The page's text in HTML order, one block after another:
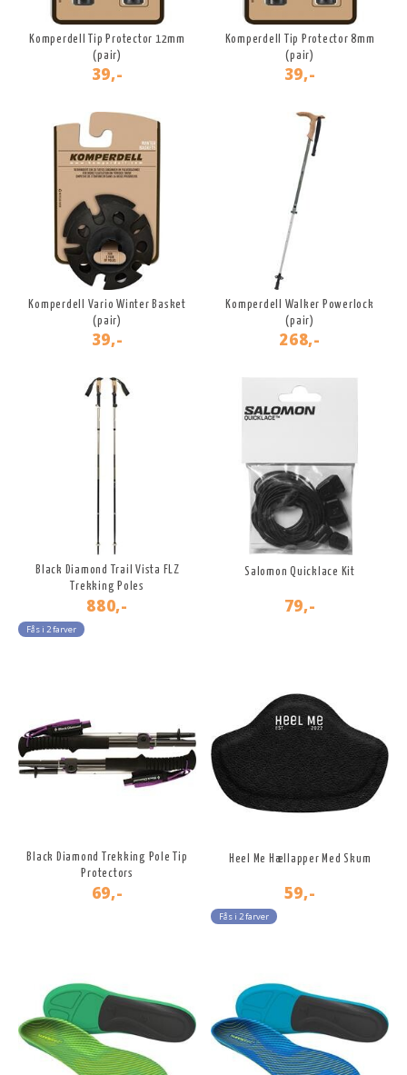
Komperdell Tip Protector 12mm
(pair)
39,-
Komperdell Tip Protector 8mm
(pair)
39,-
Komperdell Vario Winter Basket
(pair)
39,-
Komperdell Walker Powerlock
(pair)
268,-
Black Diamond Trail Vista FLZ
Trekking Poles
880,-
Fås i 2 farver
Salomon Quicklace Kit
79,-
Black Diamond Trekking Pole Tip
Protectors
69,-
Heel Me Hællapper Med Skum
59,-
Fås i 2 farver